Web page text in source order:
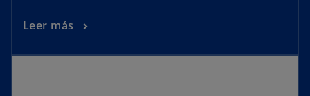
Leer más